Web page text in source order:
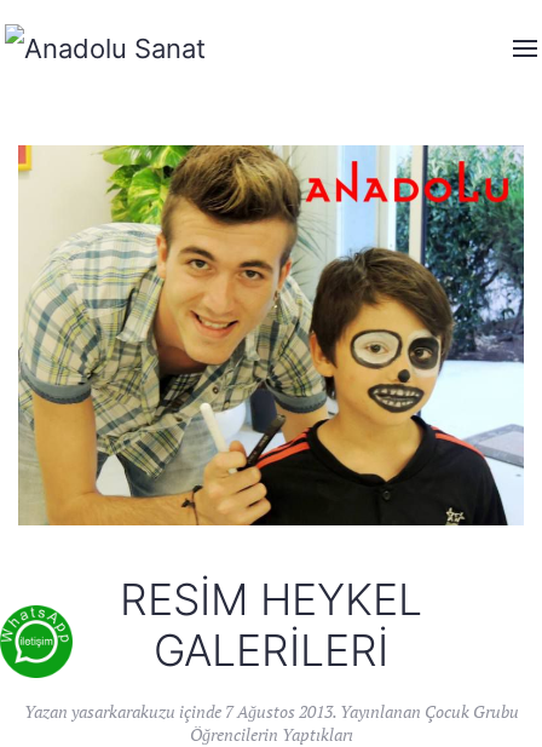
RESIM HEYKEL
GALERILERI
Yazan yasarkarakuzu içinde 7 Ağustos 2013. Yayınlanan Çocuk Grubu
Öğrencilerin Yaptıkları